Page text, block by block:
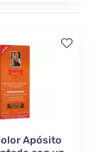
Apósito